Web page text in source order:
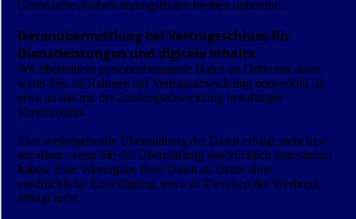
Gesetzliche Aufbewahrungsfristen bleiben unberührt.
Datenübermittlung bei Vertragsschluss für
Dienstleistungen und digitale Inhalte
Wir übermitteln personenbezogene Daten an Dritte nur dann,
wenn dies im Rahmen der Vertragsabwicklung notwendig ist,
etwa an das mit der Zahlungsabwicklung beauftragte
Kreditinstitut.
Eine weitergehende Übermittlung der Daten erfolgt nicht bzw.
nur dann, wenn Sie der Übermittlung ausdrücklich zugestimmt
haben. Eine Weitergabe Ihrer Daten an Dritte ohne
ausdrückliche Einwilligung, etwa zu Zwecken der Werbung,
erfolgt nicht.